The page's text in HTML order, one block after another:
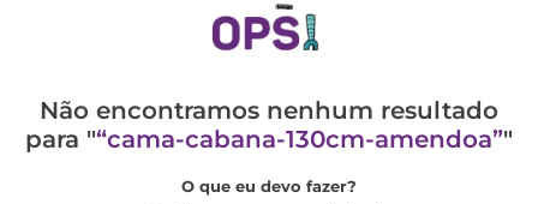
Não encontramos nenhum resultado
para " cama-cabana-130cm-amendoa "
O que eu devo fazer?